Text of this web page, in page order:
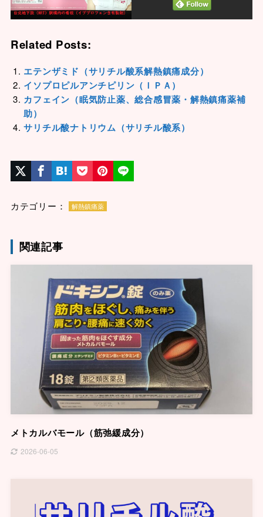
Related Posts:
エテンザミド（サリチル酸系解熱鎮痛成分）
イソプロピルアンチピリン（ＩＰＡ）
カフェイン（眠気防止薬、総合感冒薬・解熱鎮痛薬補
助）
サリチル酸ナトリウム（サリチル酸系）
カテゴリー： 解熱鎮痛薬
関連記事
メトカルバモール（筋弛緩成分）
2026-06-05